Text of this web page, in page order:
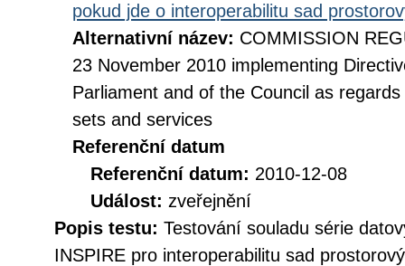
pokud jde o interoperabilitu sad
Alternativní název: COMMISSION
23 November 2010 implementing
Parliament and of the Council as
sets and services
Referenční datum
Referenční datum: 2010-12-08
Událost: zveřejnění
Popis testu: Testování souladu série
INSPIRE pro interoperabilitu sad